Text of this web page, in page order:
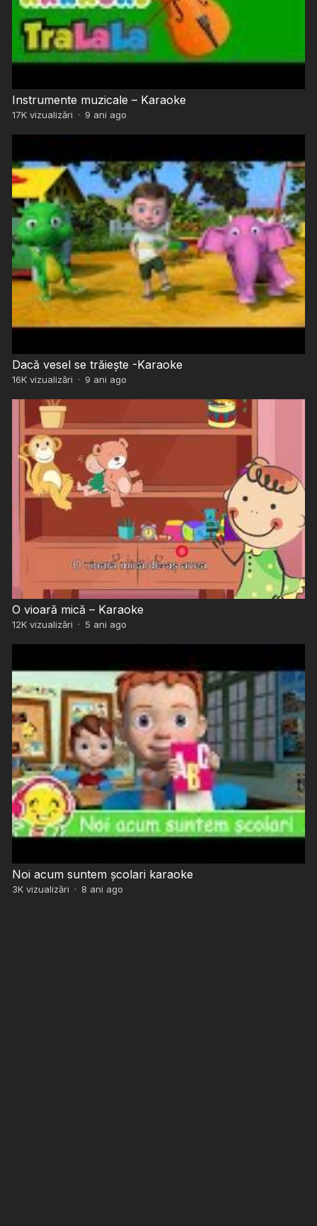
Instrumente muzicale – Karaoke
17Kvizualizări · 9 ani ago
Dacă vesel se trăiește -Karaoke
16Kvizualizări · 9 ani ago
O vioară mică – Karaoke
12Kvizualizări · 5 ani ago
Noi acum suntem școlari karaoke
3Kvizualizări · 8 ani ago